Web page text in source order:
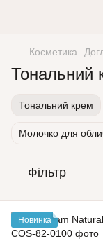
Косметика
Тональний
Тональний крем
Молочко для
Фільтр
Новинка